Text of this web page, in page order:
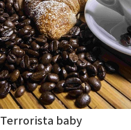
Terrorista baby